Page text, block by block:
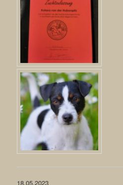
18.05.2023